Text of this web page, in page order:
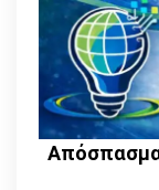
Απόσπασμα